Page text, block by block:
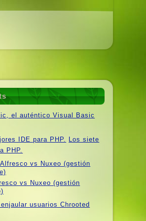
el auténtico Visual Basic
Los siete
PHP.
vs Nuxeo (gestión